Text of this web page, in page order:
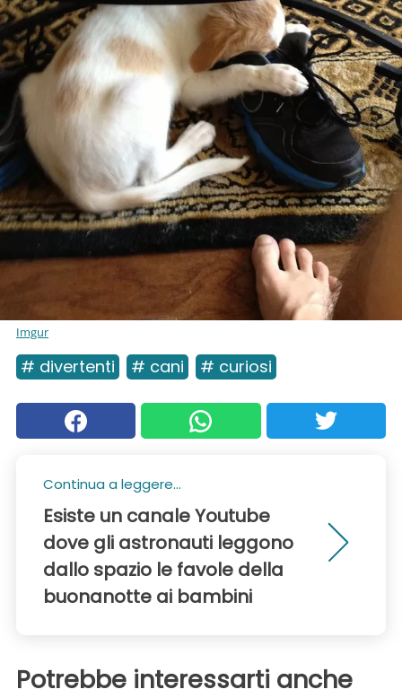
Imgur
# divertenti # cani # curiosi
Continua a leggere...
Esiste un canale Youtube
dove gli astronauti leggono
dallo spazio le favole della
buonanotte ai bambini
Potrebbe interessarti anche